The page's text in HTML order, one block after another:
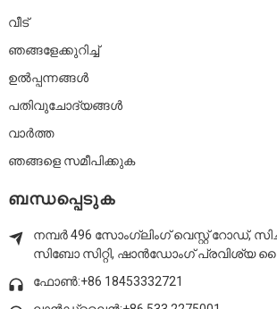
വീട്
ഞങ്ങളേക്കുറിച്ച്
ഉൽപ്പന്നങ്ങൾ
പതിവുചോദ്യങ്ങൾ
വാർത്ത
ഞങ്ങളെ സമീപിക്കുക
ബന്ധപ്പെടുക
നമ്പർ 496 സോംഗ്ലിംഗ് വെസ്റ്റ് റോഡ്,
സിബോ സിറ്റി, ഷാൻഡോംഗ് പ്രവിശ്യ
ഫോൺ:+86 18453332721